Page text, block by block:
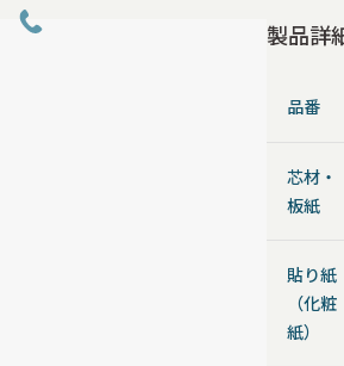
製品詳
品番
芯材・
板紙
貼り紙
（化粧
紙）